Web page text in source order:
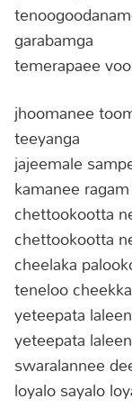
garabamga
temerapaee
jhoomanee
teeyanga
jajeemale
kamanee
chettookootta
chettookootta
cheelaka
teneloo
yeteepata
yeteepata
swaralannee
loyalo sayalo